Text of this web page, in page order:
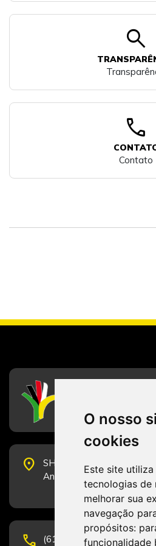
O nosso
cookies
Este site
tecnologias de
melhorar sua
navegação
propósitos:
funcionalidade
search
call
Contato
place
SHS Quadra 6, Bloco E,
Andar, Sala 2001 - CEP
phone (61) 3223-1652 e (61)